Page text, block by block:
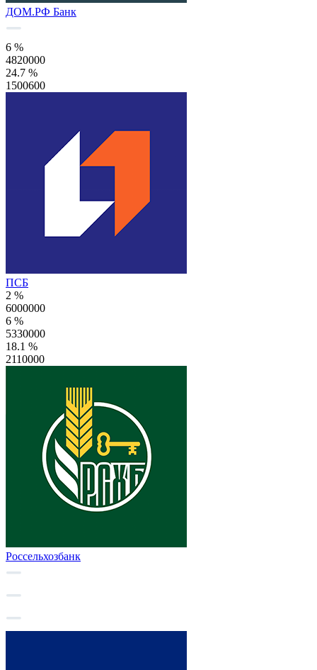
ДОМ.РФ Банк
6 %
4820000
24.7 %
1500600
ПСБ
2 %
6000000
6 %
5330000
18.1 %
2110000
Россельхозбанк